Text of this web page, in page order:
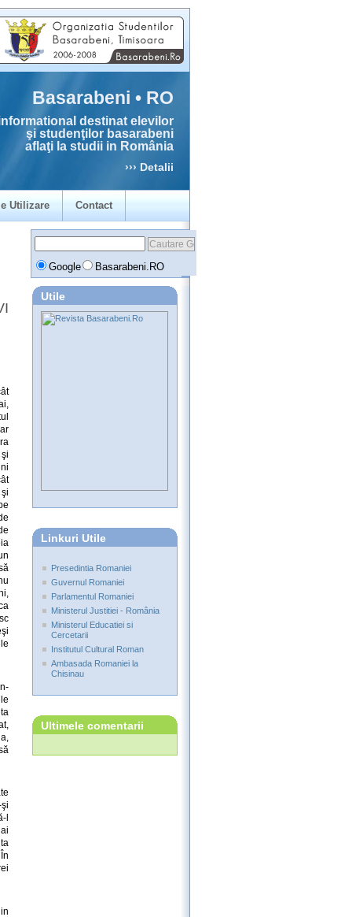
Basarabeni • RO
destinat elevilor
şi studenţilor basarabeni
aflaţi la studii in România
››› Detalii
Utilizare Contact
Google Basarabeni.RO
l
Utile
Linkuri Utile
Presedintia Romaniei
Guvernul Romaniei
Parlamentul Romaniei
Ministerul Justitiei - România
Ministerul Educatiei si
Cercetarii
Institutul Cultural Roman
Ambasada Romaniei la
Chisinau
Ultimele comentarii